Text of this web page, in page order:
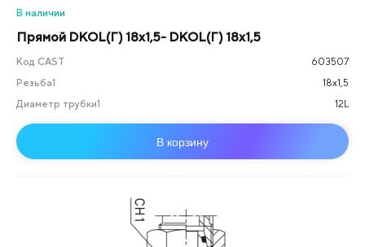
В наличии
Прямой DKOL(Г) 18х1,5- DKOL(Г) 18х1,5
Код CAST
603507
Резьба1
18х1,5
Диаметр трубки1
12L
В корзину